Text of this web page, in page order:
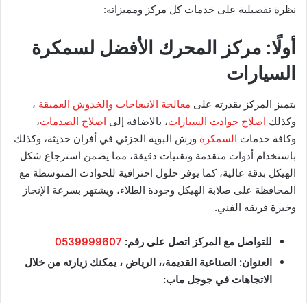
نظرة تفصيلية على خدمات كل مركز ومميزاته:
أولًا: مركز المحرك الأفضل لسمكرة
السيارات
يتميز المركز بقدرته على معالجة الانبعاجات والخدوش العميقة ،
وكذلك اصلاح حوادث السيارات، بالاضافة إلى اصلاح الصدمات،
وكافة خدمات السمكرة ورش البوية الجزئي في أفران حديثة، وكذلك
باستخدام أدوات متقدمة وتقنيات دقيقة، مما يضمن استرجاع شكل
الهيكل بدقة عالية، كما يوفر حلول احترافية للحوادث المتوسطة مع
المحافظة على صلابة الهيكل وجودة الطلاء، ويشتهر بسرعة الإنجاز
وخبرة فريقه الفني.
للتواصل مع المركز اتصل على رقم: 0539999607
العنوان: الصناعية القديمة،، الرياض ، يمكنك زيارته من خلال
الاتجاهات في جوجل ماب: